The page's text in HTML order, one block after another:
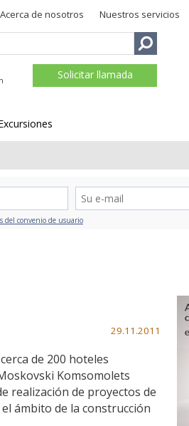
Acerca de nosotros Nuestros servicios
Solicitar llamada
del convenio de usuario
29.11.2011
de 200 hoteles
Komsomolets
realización de proyectos de
ámbito de la construcción